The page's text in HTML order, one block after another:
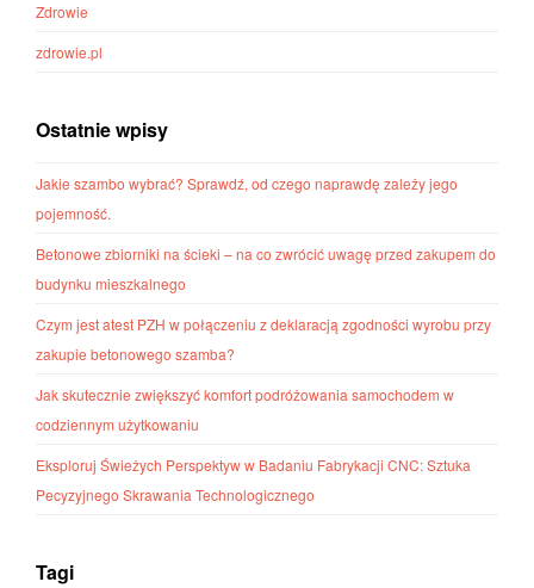
Zdrowie
zdrowie.pl
Ostatnie wpisy
Jakie szambo wybrać? Sprawdź, od czego naprawdę zależy jego
pojemność.
Betonowe zbiorniki na ścieki – na co zwrócić uwagę przed zakupem do
budynku mieszkalnego
Czym jest atest PZH w połączeniu z deklaracją zgodności wyrobu przy
zakupie betonowego szamba?
Jak skutecznie zwiększyć komfort podróżowania samochodem w
codziennym użytkowaniu
Eksploruj Świeżych Perspektyw w Badaniu Fabrykacji CNC: Sztuka
Pecyzyjnego Skrawania Technologicznego
Tagi